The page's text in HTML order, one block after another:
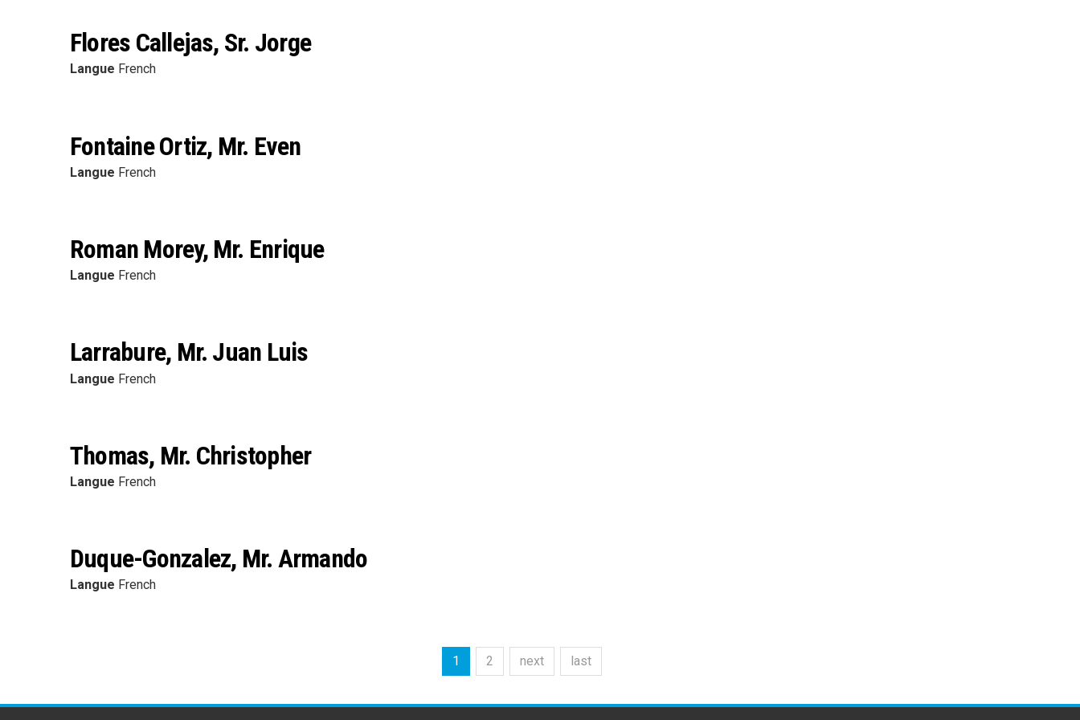
Flores Callejas, Sr. Jorge
Langue French
Fontaine Ortiz, Mr. Even
Langue French
Roman Morey, Mr. Enrique
Langue French
Larrabure, Mr. Juan Luis
Langue French
Thomas, Mr. Christopher
Langue French
Duque-Gonzalez, Mr. Armando
Langue French
1 2 next last